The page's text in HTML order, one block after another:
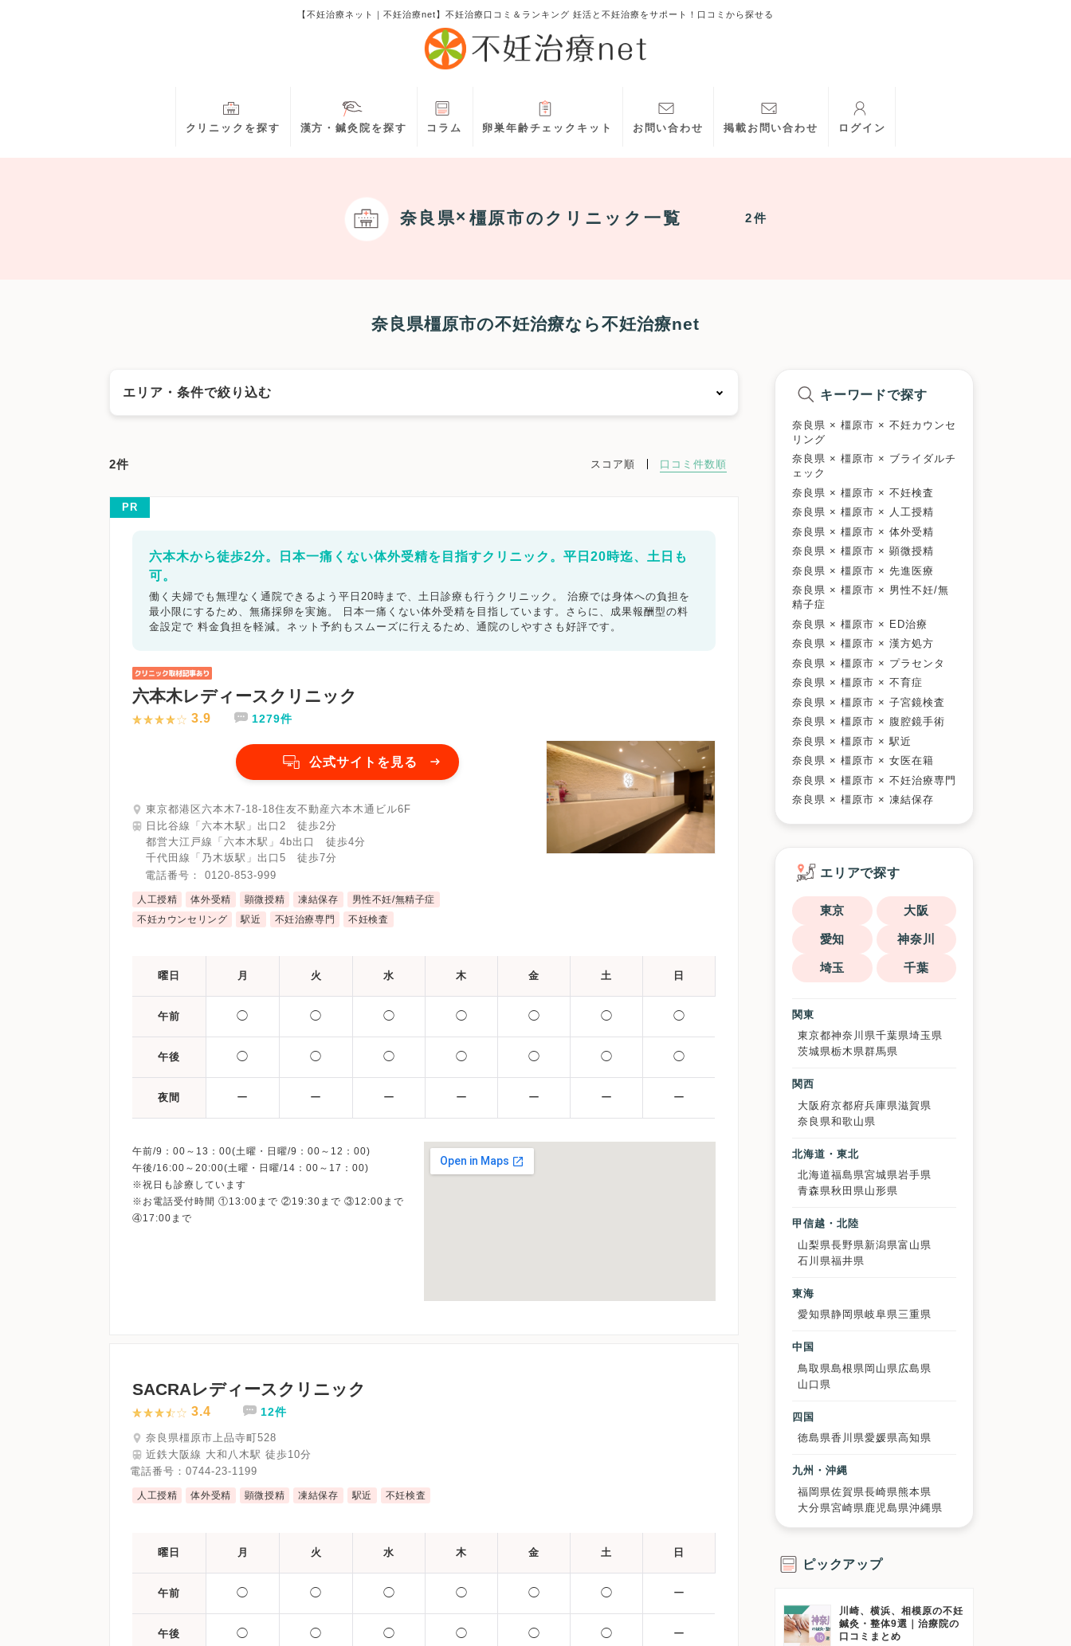
【不妊治療ネット｜不妊治療net】不妊治療口コミ＆ランキング 妊活と不妊治療をサポート！口コミから探せる
クリニックを探す 漢方・鍼灸院を探す コラム 卵巣年齢チェックキット お問い合わせ 掲載お問い合わせ ログイン
奈良県 橿原市のクリニック一覧 2件
奈良県橿原市の不妊治療なら不妊治療net
エリア・条件で絞り込む
奈良県その他地域
キーワードで絞る
不妊カウンセリング ブライダルチェック 不妊検査 タイミング療法 人工授精
体外受精
顕微授精
先進医療 男性不妊/無精子症 ED治療 漢方処方 プラセンタ
不育症
2件 スコア順 口コミ件数順
PR
六本木から徒歩2分。日本一痛くない体外受精を目指すクリニック。平日20時迄、土日も
可。
働く夫婦でも無理なく通院できるよう平日20時まで、土日診療も行うクリニック。 治療では身体への負担を
最小限にするため、無痛採卵を実施。 日本一痛くない体外受精を目指しています。さらに、成果報酬型の料
金設定で 料金負担を軽減。ネット予約もスムーズに行えるため、通院のしやすさも好評です。
六本木レディースクリニック
3.9 1279件
公式サイトを見る
東京都港区六本木7-18-18住友不動産六本木通ビル6F
日比谷線「六本木駅」出口2 徒歩2分
都営大江戸線「六本木駅」4b出口 徒歩4分
千代田線「乃木坂駅」出口5 徒歩7分
電話番号： 0120-853-999
人工授精 体外受精 顕微授精 凍結保存
男性不妊/無精子症
不妊カウンセリング
駅近 不妊治療専門 不妊検査
曜日 月 火 水 木 金 土 日
午前 ◯ ◯ ◯ ◯ ◯ ◯ ◯
午後 ◯ ◯ ◯ ◯ ◯ ◯ ◯
夜間 ー ー ー ー ー ー ー
午前/9：00～13：00(土曜・日曜/9：00～12：00)
午後/16:00～20:00(土曜・日曜/14：00～17：00)
※祝日も診療しています
※お電話受付時間 ①13:00まで ②19:30まで ③12:00まで
SACRAレディースクリニック
3.4 12件
奈良県橿原市上品寺町528
近鉄大阪線 大和八木駅 徒歩10分
電話番号： 0744-23-1199
人工授精 体外受精 顕微授精 凍結保存 駅近 不妊検査
曜日 月 火 水 木 金 土 日
午前 ◯ ◯ ◯ ◯ ◯ ◯ ー
午後 ◯ ◯ ◯ ◯ ◯ ◯ ー
キーワードで探す
奈良県 × 橿原市 × 不妊カウンセ
リング
奈良県 × 橿原市 × ブライダルチ
ェック
奈良県 × 橿原市 × 不妊検査
奈良県 × 橿原市 × 人工授精
奈良県 × 橿原市 × 体外受精
奈良県 × 橿原市 × 顕微授精
奈良県 × 橿原市 × 先進医療
奈良県 × 橿原市 × 男性不妊/無
精子症
奈良県 × 橿原市 × ED治療
奈良県 × 橿原市 × 漢方処方
奈良県 × 橿原市 × プラセンタ
奈良県 × 橿原市 × 不育症
奈良県 × 橿原市 × 子宮鏡検査
奈良県 × 橿原市 × 腹腔鏡手術
奈良県 × 橿原市 × 駅近
奈良県 × 橿原市 × 女医在籍
奈良県 × 橿原市 × 不妊治療専門
奈良県 × 橿原市 × 凍結保存
エリアで探す
東京 大阪
愛知 神奈川
埼玉 千葉
関東
東京都神奈川県千葉県埼玉県
茨城県栃木県群馬県
関西
大阪府京都府兵庫県滋賀県
奈良県和歌山県
北海道・東北
北海道福島県宮城県岩手県
青森県秋田県山形県
甲信越・北陸
山梨県長野県 新潟県富山県
石川県福井県
東海
愛知県静岡県岐阜県三重県
中国
鳥取県島根県 岡山県 広島県
山口県
四国
徳島県香川県愛媛県高知県
九州・沖縄
福岡県佐賀県長崎県 熊本県
大分県宮崎県 鹿児島県沖縄県
ピックアップ
川崎、横浜、相模原の不妊
鍼灸・整体9選｜治療院の
口コミまとめ